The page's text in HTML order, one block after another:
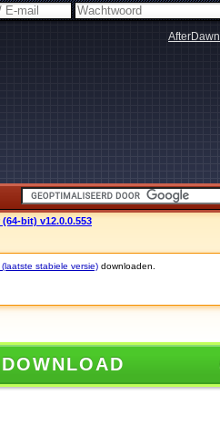
AfterDawn
bit) v12.0.0.553
stabiele versie) downloaden.
DOWNLOAD